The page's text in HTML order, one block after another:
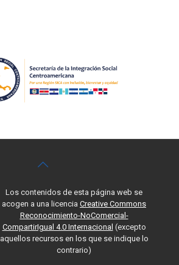
Los contenidos de esta página web se
acogen a una licencia Creative Commons
Reconocimiento-NoComercial-
CompartirIgual 4.0 Internacional (excepto
aquellos recursos en los que se indique lo
contrario)